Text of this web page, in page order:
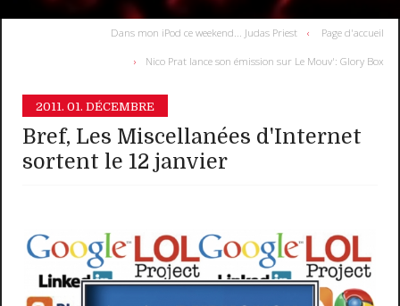
Dans mon iPod ce weekend... Judas Priest Page d'accueil
Nico Prat lance son émission sur Le Mouv': Glory Box
2011. 01. DÉCEMBRE
Bref, Les Miscellanées d'Internet
sortent le 12 janvier